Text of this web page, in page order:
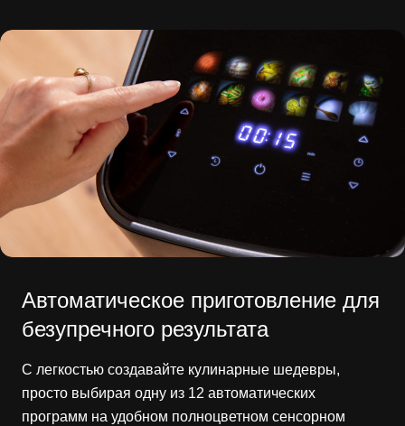
Автоматическое приготовление для
безупречного результата
С легкостью создавайте кулинарные шедевры,
просто выбирая одну из 12 автоматических
программ на удобном полноцветном сенсорном